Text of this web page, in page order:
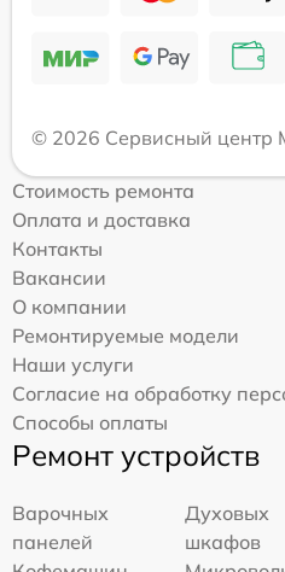
© 2026 Сервисный центр
Стоимость ремонта
Оплата и доставка
Контакты
Вакансии
О компании
Ремонтируемые модели
Наши услуги
Согласие на обработку
Способы оплаты
Ремонт устройств
Варочных
панелей
Духовых
шкафов